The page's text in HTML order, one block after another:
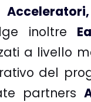
inoltre
a livello
del
partners